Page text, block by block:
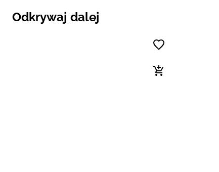
Odkrywaj dalej